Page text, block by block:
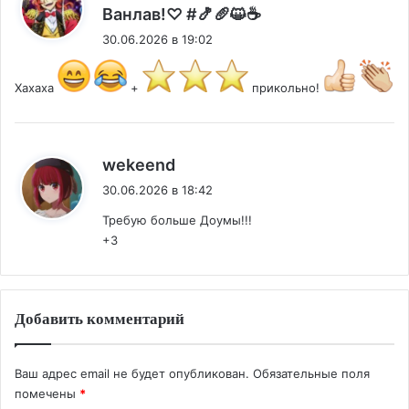
Ванлав!♡ #🍤🥖😺☕
30.06.2026 в 19:02
Хахаха + прикольно!
wekeend
30.06.2026 в 18:42
Требую больше Доумы!!!
+3
Добавить комментарий
Ваш адрес email не будет опубликован. Обязательные поля
помечены *